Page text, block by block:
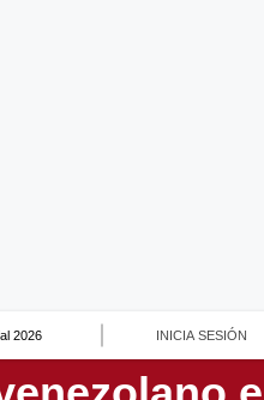
2026 INICIA SESIÓN